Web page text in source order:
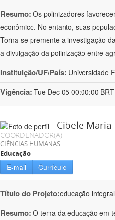
Resumo: Os polinizadores
econômico. No entanto, suas
Torna-se premente a investigação
a divulgação da polinização entre
Instituição/UF/País: Universidade
Vigência: Tue Dec 05 00:00:00
Cibele Maria
COORDENADOR(A)
CIÊNCIAS HUMANAS
Educação
E-mail Currículo
Título do Projeto:educação
Resumo: O tema da educação em